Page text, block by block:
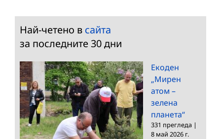
Най-четено в сайта
за последните 30 дни
Екоден
„Мирен
атом –
зелена
планета“
331 прегледа |
8 май 2026 г.